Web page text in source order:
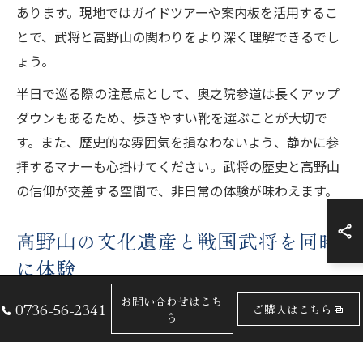
あります。現地ではガイドツアーや案内板を活用するこ
とで、武将と高野山の関わりをより深く理解できるでし
ょう。
半日で巡る際の注意点として、奥之院参道は長くアップ
ダウンもあるため、歩きやすい靴を選ぶことが大切で
す。また、歴史的な雰囲気を損なわないよう、静かに参
拝するマナーも心掛けてください。武将の歴史と高野山
の信仰が交差する空間で、非日常の体験が味わえます。
高野山の文化遺産と戦国武将を同時
に体験
高野山は、世界遺産にも登録された歴史的建造物や仏教
文化が色濃く残るエリアです。戦国武将が寄進や参詣を
0736-56-2341
お問い合わせはこち
ら
ご購入はこちら